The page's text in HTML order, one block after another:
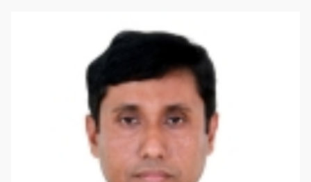
Kazi Mohammad Mahbubur
Rahma্‌n , professor, Department
of political science